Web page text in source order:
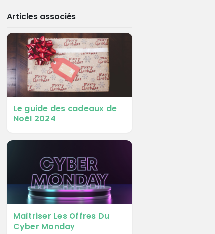
Articles associés
Le guide des cadeaux de
Noël 2024
Maîtriser Les Offres Du
Cyber Monday